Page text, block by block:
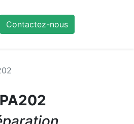
Contactez-nous